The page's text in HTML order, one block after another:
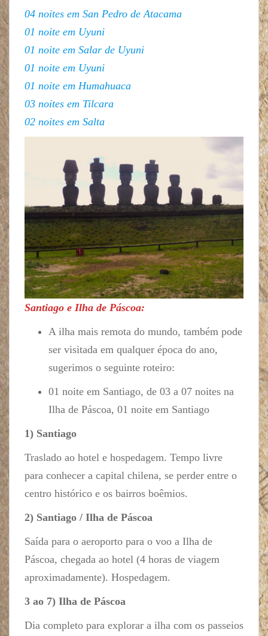
04 noites em San Pedro de Atacama
01 noite em Uyuni
01 noite em Salar de Uyuni
01 noite em Uyuni
01 noite em Humahuaca
03 noites em Tilcara
02 noites em Salta
Santiago e Ilha de Páscoa:
A ilha mais remota do mundo, também pode
ser visitada em qualquer época do ano,
sugerimos o seguinte roteiro:
01 noite em Santiago, de 03 a 07 noites na
Ilha de Páscoa, 01 noite em Santiago
1) Santiago
Traslado ao hotel e hospedagem. Tempo livre
para conhecer a capital chilena, se perder entre o
centro histórico e os bairros boêmios.
2) Santiago / Ilha de Páscoa
Saída para o aeroporto para o voo a Ilha de
Páscoa, chegada ao hotel (4 horas de viagem
aproximadamente). Hospedagem.
3 ao 7) Ilha de Páscoa
Dia completo para explorar a ilha com os passeios